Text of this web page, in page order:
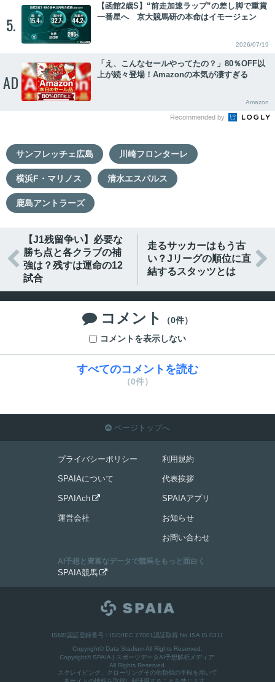
5.
【函館2歳S】“前走加速ラップ”の差し脚で重賞
一番星へ 京大競馬研の本命はイモージェン
2026/07/19
AD
「え、こんなセールやってたの？」80％OFF以
上が続々登場！Amazonの本気が凄すぎる
Amazon
Recommended by
サンフレッチェ広島 川崎フロンターレ
横浜F・マリノス 清水エスパルス
鹿島アントラーズ

【J1残留争い】必要な
勝ち点と各クラブの補
強は？残すは運命の12
試合
走るサッカーはもう古
い？Jリーグの順位に直
結するスタッツとは

 コメント
（0件）
コメントを表示しない
すべてのコメントを読む
（0件）
 ページトップへ
プライバシーポリシー
SPAIAについて
SPAIAch 
運営会社
利用規約
代表挨拶
SPAIAアプリ
お知らせ
お問い合わせ
AI予想と豊富なデータで競馬をもっと面白く
SPAIA競馬 
ISMS認証登録番号：ISO/IEC 27001認証取得 No.ISA IS 0311
Copyright© Data Stadium All Rights Reserved.
Copyright© SPAIA | スポーツデータAI予想解析メディア
All Rights Reserved.
スクレイピング、クローリングその他類似の手段を用いて